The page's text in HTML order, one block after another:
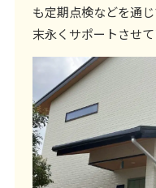
も定期点検などを通
末永くサポートさせて